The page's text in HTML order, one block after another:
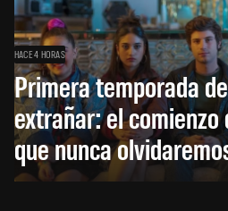
HACE 4 HORAS
Primera temporada
extrañar: el
que nunca